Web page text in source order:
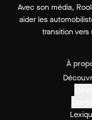
Avec son média,
aider les
transition
À